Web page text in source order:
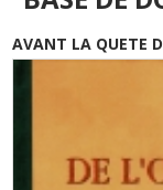
AVANT LA QUETE